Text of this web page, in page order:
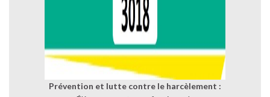
Prévention et lutte contre le harcèlement :